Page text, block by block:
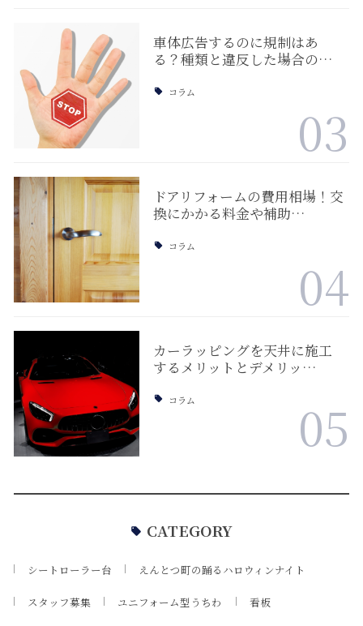
車体広告するのに規制はあ
る？種類と違反した場合の…
コラム
03
ドアリフォームの費用相場！交
換にかかる料金や補助…
コラム
04
カーラッピングを天井に施工
するメリットとデメリッ…
コラム 05
CATEGORY
シートローラー台 えんとつ町の踊るハロウィンナイト
スタッフ募集 ユニフォーム型うちわ 看板